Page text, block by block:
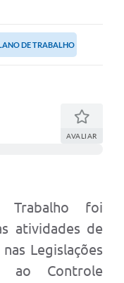
DE TRABALHO
AVALIAR
foi
atividades de
Legislações
ao Controle